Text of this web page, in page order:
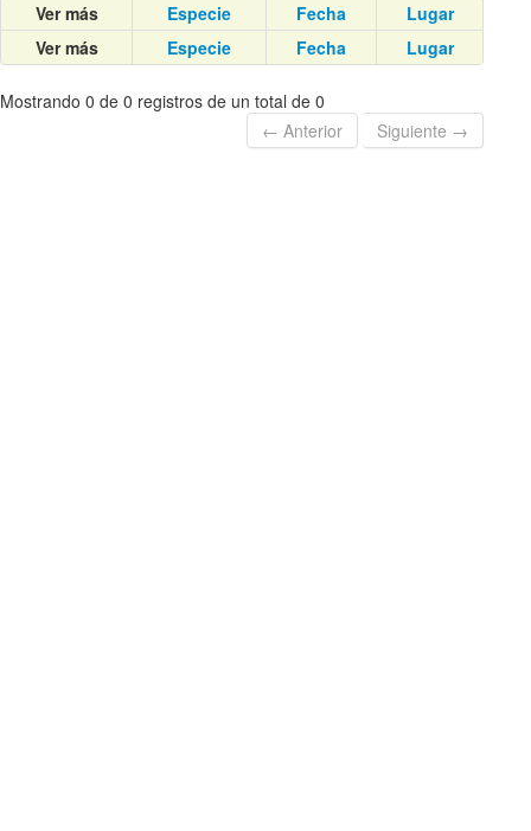
Ver más Especie Fecha
Lugar
Ver más
Especie Fecha Lugar
Mostrando 0 de 0 registros de un total de 0
← Anterior
Siguiente →